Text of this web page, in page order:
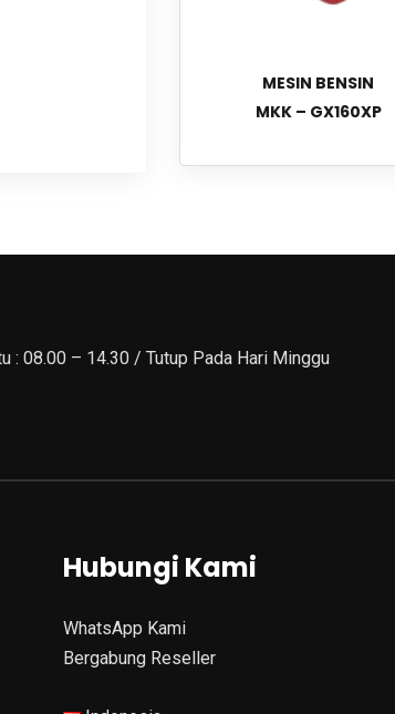
MESIN BENSIN
MKK – GX160XP
: 08.00 – 14.30 / Tutup Pada Hari Minggu
Hubungi Kami
WhatsApp Kami
Bergabung Reseller